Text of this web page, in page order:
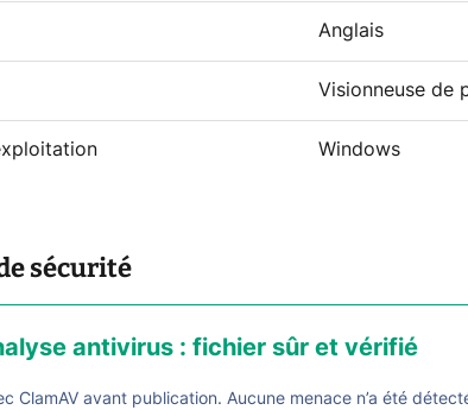
Anglais
Visionneuse de
Windows
sécurité
antivirus : fichier sûr et vérifié
ClamAV avant publication. Aucune menace n’a été